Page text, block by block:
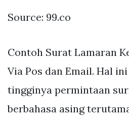
Source: 99.co
Contoh Surat Lamaran
Via Pos dan Email. Hal
tingginya permintaan
berbahasa asing